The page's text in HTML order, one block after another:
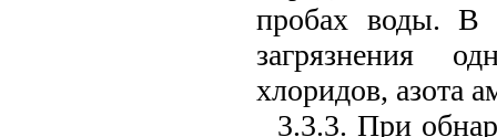
пробах воды. В
загрязнения
хлоридов, азота
3.3.3. При